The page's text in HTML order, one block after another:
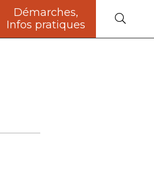
Démarches,
Infos pratiques